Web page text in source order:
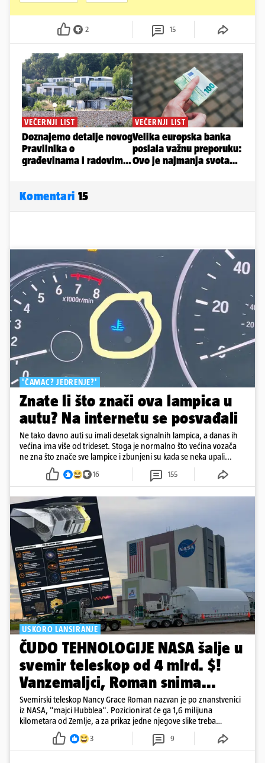
2 15
Komentari 15
'ČAMAC? JEDRENJE?'
Znate li što znači ova lampica u
autu? Na internetu se posvađali
Ne tako davno auti su imali desetak signalnih lampica, a danas ih
većina ima više od trideset. Stoga je normalno što većina vozača
ne zna što znače sve lampice i zbunjeni su kada se neka upali...
16 155
USKORO LANSIRANJE
ČUDO TEHNOLOGIJE NASA šalje u
svemir teleskop od 4 mlrd. $!
Vanzemaljci, Roman snima...
Svemirski teleskop Nancy Grace Roman nazvan je po znanstvenici
iz NASA, "majci Hubblea". Pozicionirat će ga 1,6 milijuna
kilometara od Zemlje, a za prikaz jedne njegove slike treba
500.000 4K televizora
3 9